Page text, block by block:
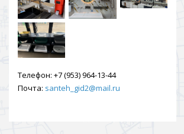
Телефон: +7 (953) 964-13-44
Почта: santeh_gid2@mail.ru